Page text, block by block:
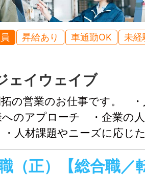
昇給あり 車通勤OK 未経
ェイウェイブ
拓の営業のお仕事です。
へのアプローチ ・企業の
人材課題やニーズに応じ
社員のフォロー業務 変
業務 エリア：主に埼玉県内